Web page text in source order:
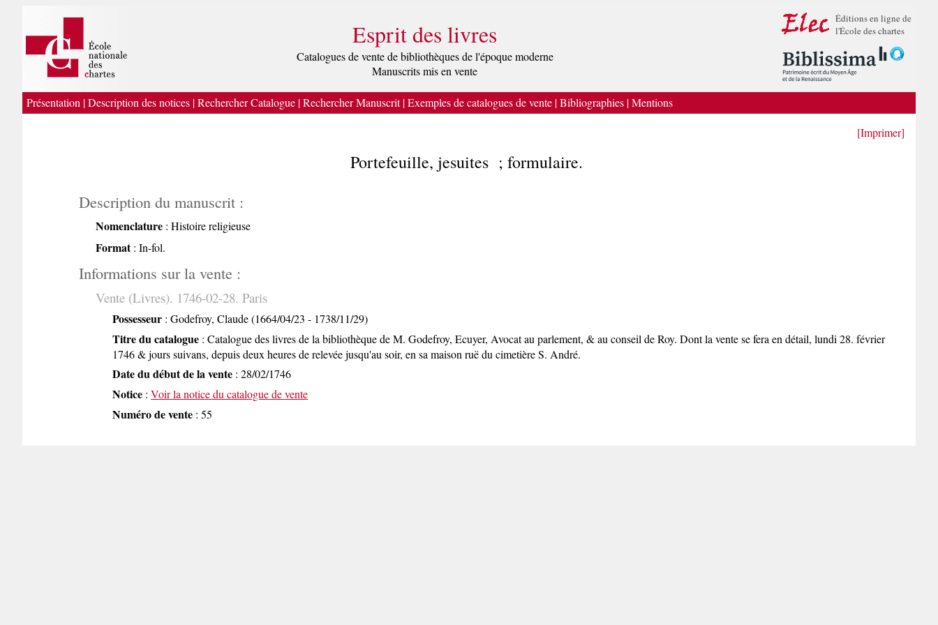
Esprit des livres
Catalogues de vente de bibliothèques de l'époque moderne
Manuscrits mis en vente
Éditions en ligne de
l'École des chartes
Présentation |Description des notices |Rechercher Catalogue |Rechercher Manuscrit|Exemples de catalogues de vente |Bibliographies |Mentions
[Imprimer]
Portefeuille, jesuites ; formulaire.
Description du manuscrit :
Nomenclature: Histoire religieuse
Format: In-fol.
Informations sur la vente :
Vente (Livres). 1746-02-28. Paris
Possesseur : Godefroy, Claude (1664/04/23 - 1738/11/29)
Titre du catalogue : Catalogue des livres de la bibliothèque de M. Godefroy, Ecuyer, Avocat au parlement, & au conseil de Roy. Dont la vente se fera en détail, lundi 28. février
1746 & jours suivans, depuis deux heures de relevée jusqu'au soir, en sa maison ruë du cimetière S. André.
Date du début de la vente : 28/02/1746
Notice :Voir la notice du catalogue de vente
Numéro de vente : 55